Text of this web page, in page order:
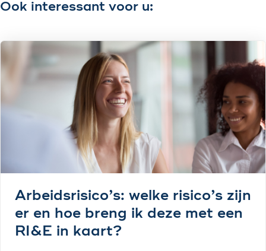
Ook interessant voor u:
Arbeidsrisico’s: welke risico’s zijn
er en hoe breng ik deze met een
RI&E in kaart?